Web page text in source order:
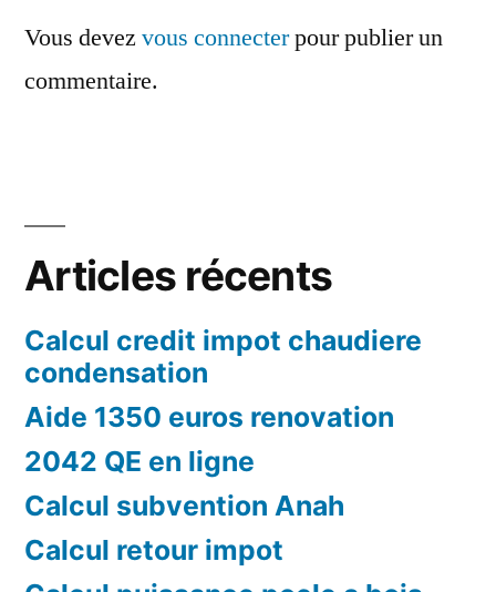
Vous devez vous connecterpour publier un
commentaire.
Articles récents
Calcul credit impot chaudiere
condensation
Aide 1350 euros renovation
2042 QE en ligne
Calcul subvention Anah
Calcul retour impot